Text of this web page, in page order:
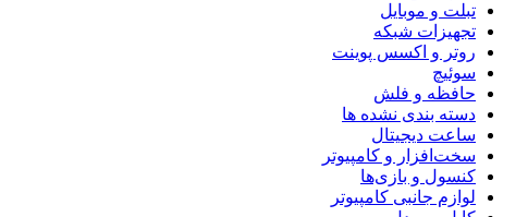
تبلت و موبایل
تجهیزات شبکه
روتر و اکسس پوینت
سوئیچ
حافظه و فلش
دسته بندی نشده ها
ساعت دیجیتال
سخت‌افزار و کامپیوتر
کنسول و بازی‌ها
لوازم جانبی کامپیوتر